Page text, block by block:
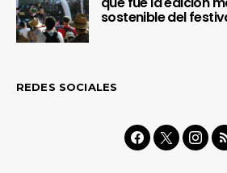
sostenible del
REDES SOCIALES